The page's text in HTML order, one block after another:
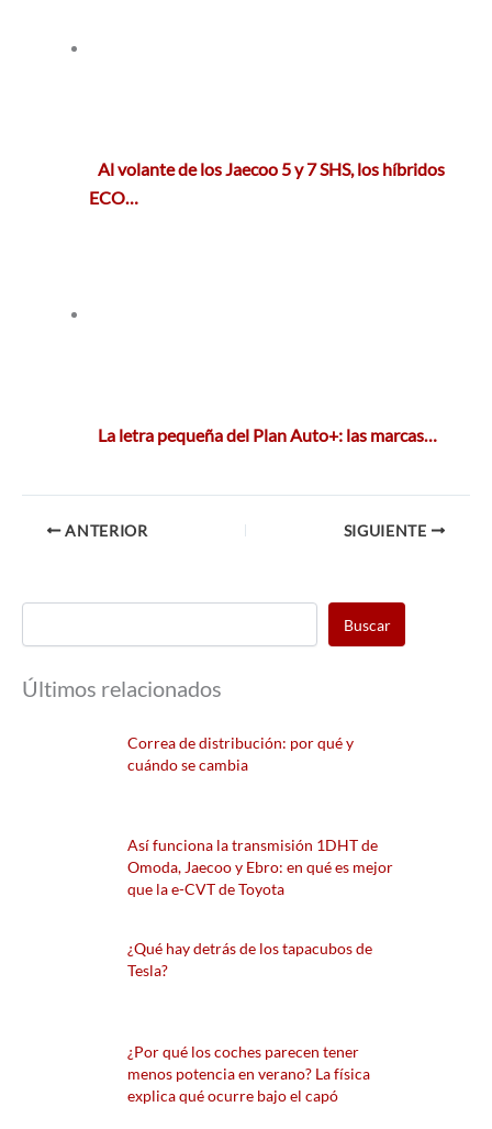
Al volante de los Jaecoo 5 y 7 SHS, los híbridos
ECO…
La letra pequeña del Plan Auto+: las marcas…
ANTERIOR SIGUIENTE
Buscar
Últimos relacionados
Correa de distribución: por qué y
cuándo se cambia
Así funciona la transmisión 1DHT de
Omoda, Jaecoo y Ebro: en qué es mejor
que la e-CVT de Toyota
¿Qué hay detrás de los tapacubos de
Tesla?
¿Por qué los coches parecen tener
menos potencia en verano? La física
explica qué ocurre bajo el capó